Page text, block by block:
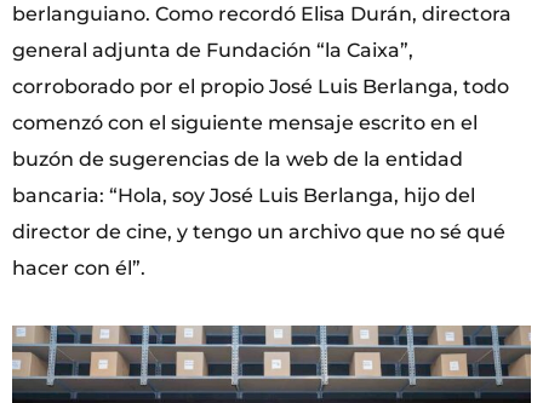
berlanguiano. Como recordó Elisa Durán, directora
general adjunta de Fundación “la Caixa”,
corroborado por el propio José Luis Berlanga, todo
comenzó con el siguiente mensaje escrito en el
buzón de sugerencias de la web de la entidad
bancaria: “Hola, soy José Luis Berlanga, hijo del
director de cine, y tengo un archivo que no sé qué
hacer con él”.